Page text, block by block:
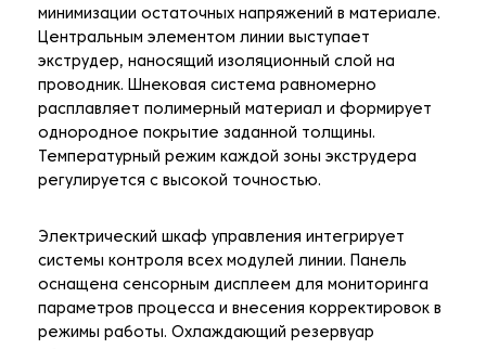
минимизации остаточных напряжений в материале.
Центральным элементом линии выступает
экструдер, наносящий изоляционный слой на
проводник. Шнековая система равномерно
расплавляет полимерный материал и формирует
однородное покрытие заданной толщины.
Температурный режим каждой зоны экструдера
регулируется с высокой точностью.
Электрический шкаф управления интегрирует
системы контроля всех модулей линии. Панель
оснащена сенсорным дисплеем для мониторинга
параметров процесса и внесения корректировок в
режимы работы. Охлаждающий резервуар